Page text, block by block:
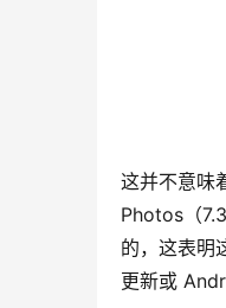
这并不意味
Photos（
的，这表明
更新或